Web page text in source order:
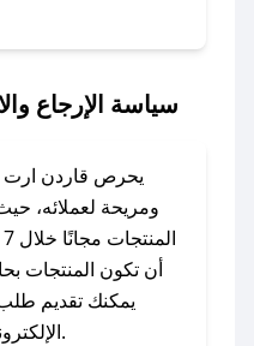
في حال عدم توفر
للحصول على
سياسة الإرجاع
يحرص قاردن ارت
ومريحة لعملائه،
أن تكون المنتجات
يمكنك تقديم
الإلكتروني أو من خلال خدمة العملاء.